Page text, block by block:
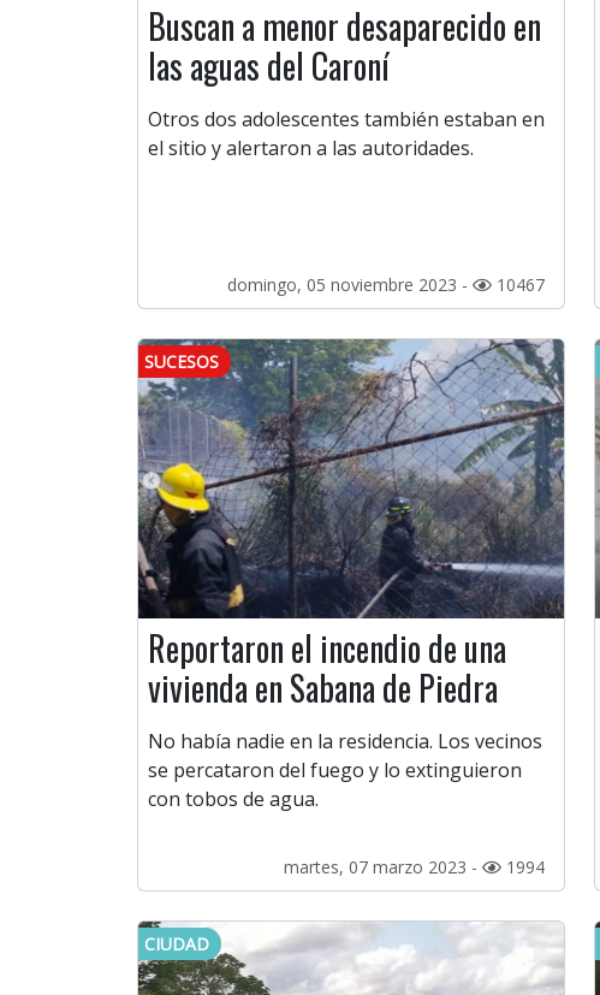
Buscan a menor desaparecido en
las aguas del Caroní
Otros dos adolescentes también estaban en
el sitio y alertaron a las autoridades.
domingo, 05 noviembre 2023 - 10467
SUCESOS
Reportaron el incendio de una
vivienda en Sabana de Piedra
No había nadie en la residencia. Los vecinos
se percataron del fuego y lo extinguieron
con tobos de agua.
martes, 07 marzo 2023 - 1994
CIUDAD